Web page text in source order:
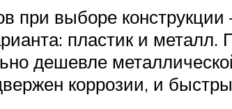
выборе конструкции
пластик и
дешевле
коррозии, и